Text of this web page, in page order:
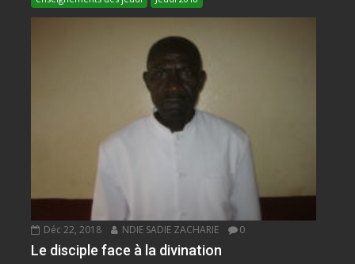
Déc 22, 2018 NDIE SADIE ZACHARIE 0
Le disciple face à la divination